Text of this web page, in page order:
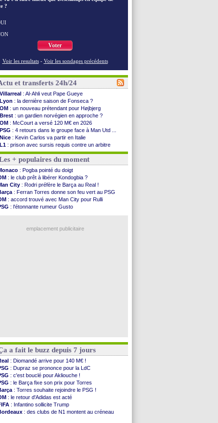
?
Voter
Voir les resultats - Voir les sondages précédents
et transferts 24h/24
Villarreal : Al-Ahli veut Pape Gueye
Lyon : la dernière saison de Fonseca ?
OM : un nouveau prétendant pour Højbjerg
Brest : un gardien norvégien en approche ?
OM : McCourt a versé 120 M€ en 2026
PSG : 4 retours dans le groupe face à Man Utd ...
Nice : Kevin Carlos va partir en Italie
L1 : prison avec sursis requis contre un arbitre
Leganés: c'est signé pour Luca Zidane (off.)
Atletico: Ruggeri en route pour Aston Villa
Monaco: Filipe Luis soutient Biereth
Lyon: Mangala prêté à Getafe (officiel)
PSG: Nsoki va signer en Croatie
Arsenal : Naples vise Gabriel Jesus
Real: Mastantuono prêté à la Fiorentina (off.)
Man City : accord avec le Barça pour Rodri ?
Rennes: Haise a prolongé (officiel)
: Sion Oppong signe pour 4 ans (officiel)
+ populaires du moment
: Pogba pointé du doigt
: le club prêt à libérer Kondogbia ?
City : Rodri préfère le Barça au Real !
: Ferran Torres donne son feu vert au PSG
: accord trouvé avec Man City pour Rulli
: l'étonnante rumeur Gusto
emplacement publicitaire
a fait le buzz depuis 7 jours
: Diomandé arrive pour 140 M€ !
: Dupraz se prononce pour la LdC
: c'est bouclé pour Akliouche !
: le Barça fixe son prix pour Torres
: Torres souhaite rejoindre le PSG !
: le retour d'Adidas est acté
: Infantino sollicite Trump
: des clubs de N1 montent au créneau